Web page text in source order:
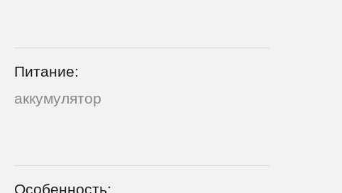
Питание:
аккумулятор
Особенность: